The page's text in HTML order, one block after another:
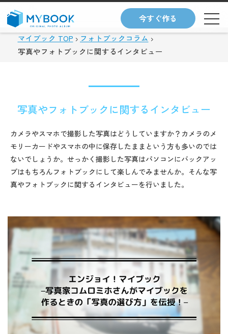
今すぐ作る
マイブック TOP
フォトブックコラム
写真やフォトブックに関するインタビュー
写真やフォトブックに関するインタビュー
カメラやスマホで撮影した写真はどうしていますか？カメラのメ
モリーカードやスマホの中に保存したままという方も多いのでは
ないでしょうか。せっかく撮影した写真はパソコンにバックアッ
プはもちろんフォトブックにして楽しんでみませんか。そんな写
真やフォトブックに関するインタビューを行いました。